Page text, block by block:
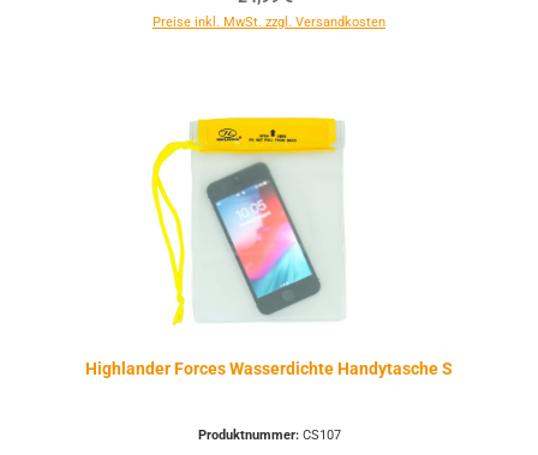
Preise inkl. MwSt. zzgl. Versandkosten
Highlander Forces Wasserdichte Handytasche S
Produktnummer: CS107